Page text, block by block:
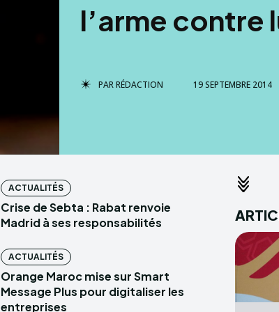
l’arme contre
PARRÉDACTION 19 SEPTEMBRE 2014
ACTUALITÉS
Crise de Sebta : Rabat renvoie
Madrid à ses responsabilités
ACTUALITÉS
Orange Maroc mise sur Smart
Message Plus pour digitaliser les
entreprises